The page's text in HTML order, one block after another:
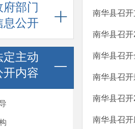
府部门
息公开
定主动
开内容
南华县召
南华县召
南华县召
南华县召
南华县召
南华县召